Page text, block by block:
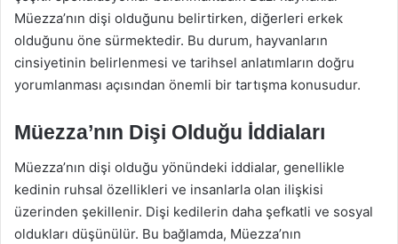
Müezza’nın dişi olduğunu belirtirken, diğerleri erkek
olduğunu öne sürmektedir. Bu durum, hayvanların
cinsiyetinin belirlenmesi ve tarihsel anlatımların doğru
yorumlanması açısından önemli bir tartışma konusudur.
Müezza’nın Dişi Olduğu İddiaları
Müezza’nın dişi olduğu yönündeki iddialar, genellikle
kedinin ruhsal özellikleri ve insanlarla olan ilişkisi
üzerinden şekillenir. Dişi kedilerin daha şefkatli ve sosyal
oldukları düşünülür. Bu bağlamda, Müezza’nın